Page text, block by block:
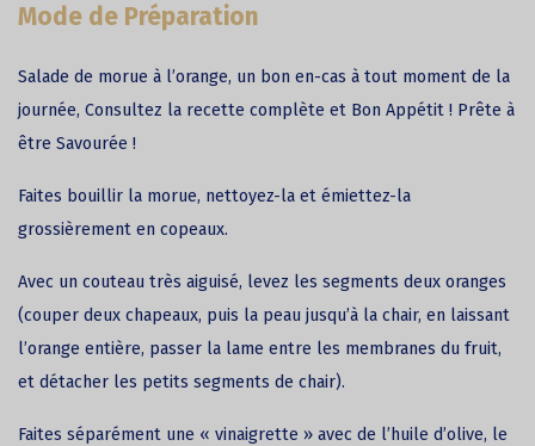
Mode de Préparation
Salade de morue à l’orange, un bon en-cas à tout moment de la
journée, Consultez la recette complète et Bon Appétit ! Prête à
être Savourée !
Faites bouillir la morue, nettoyez-la et émiettez-la
grossièrement en copeaux.
Avec un couteau très aiguisé, levez les segments deux oranges
(couper deux ­chapeaux, puis la peau jusqu’à la chair, en laissant
l’orange entière, passer la lame entre les membranes du fruit,
et détacher les petits segments de chair).
Faites séparément une « vinaigrette » avec de l’huile d’olive, le